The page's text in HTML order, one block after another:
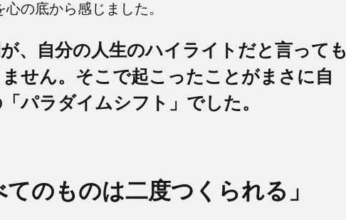
の底から感じました。
、自分の人生のハイライトだと言っても
せん。そこで起こったことがまさに自
パラダイムシフト」でした。
のものは二度つくられる」